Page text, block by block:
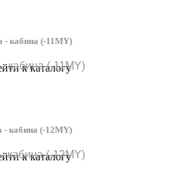
- кабина (-11MY)
кабина (-11MY)
- кабина (-12MY)
кабина (-12MY)